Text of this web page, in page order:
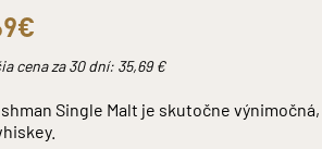
SYPANÉ ČAJE
cena za 30 dní: 35,69€
Single Malt je skutočne